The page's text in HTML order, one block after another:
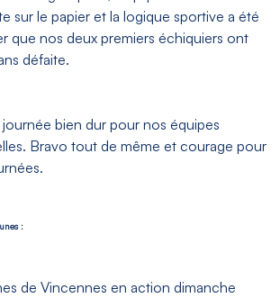
sur le papier et la logique sportive a été
que nos deux premiers échiquiers ont
défaite.
bien dur pour nos équipes
Bravo tout de même et courage pour
:
de Vincennes en action dimanche